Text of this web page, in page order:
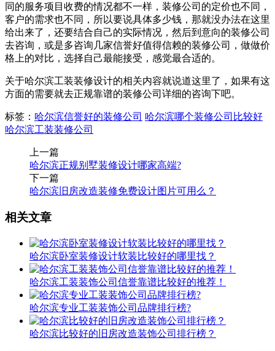
同的服务项目收费的情况都不一样，装修公司的定价也不同，
客户的需求也不同，所以要说具体多少钱，那就没办法在这里
给出来了，还要结合自己的实际情况，然后到意向的装修公司
去咨询，或是多咨询几家信誉好值得信赖的装修公司，做做价
格上的对比，选择自己最能接受，感觉最合适的。
关于哈尔滨工装装修设计的相关内容就说道这里了，如果有这
方面的需要就去正规靠谱的装修公司详细的咨询下吧。
标签： 哈尔滨信誉好的装修公司 哈尔滨哪个装修公司比较好
哈尔滨工装装修公司
上一篇
哈尔滨正规别墅装修设计哪家高端?
下一篇
哈尔滨旧房改造装修免费设计图片可用么？
相关文章
哈尔滨卧室装修设计软装比较好的哪里找？
哈尔滨工装装饰公司信誉靠谱比较好的推荐！
哈尔滨专业工装装饰公司品牌排行榜?
哈尔滨比较好的旧房改造装饰公司排行榜？